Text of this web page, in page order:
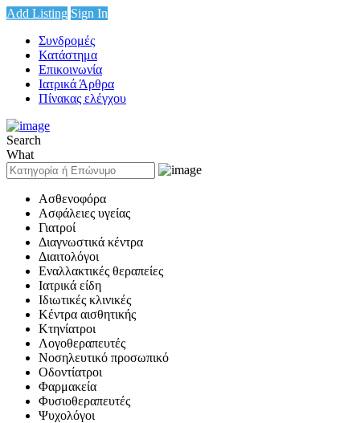
Add Listing Sign In
Συνδρομές
Κατάστημα
Επικοινωνία
Ιατρικά Άρθρα
Πίνακας ελέγχου
Search
What
Ασθενοφόρα
Ασφάλειες υγείας
Γιατροί
Διαγνωστικά κέντρα
Διαιτολόγοι
Εναλλακτικές θεραπείες
Ιατρικά είδη
Ιδιωτικές κλινικές
Κέντρα αισθητικής
Κτηνίατροι
Λογοθεραπευτές
Νοσηλευτικό προσωπικό
Οδοντίατροι
Φαρμακεία
Φυσιοθεραπευτές
Ψυχολόγοι